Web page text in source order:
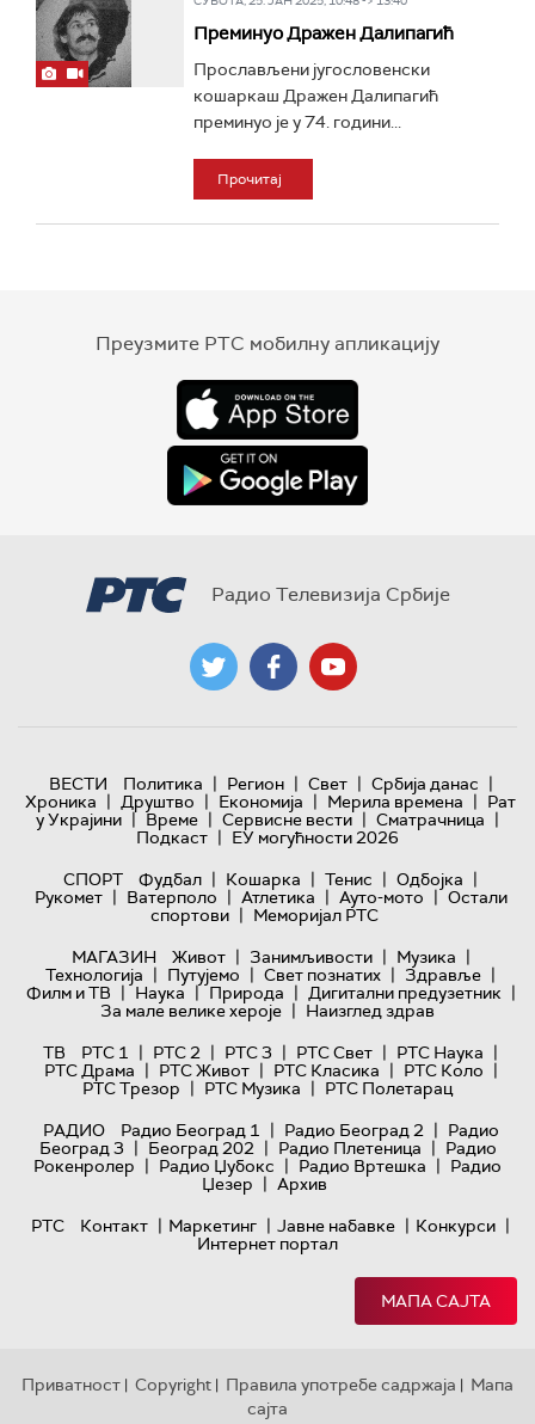
Преминуо Дражен Далипагић
Прослављени југословенски
кошаркаш Дражен Далипагић
преминуо је у 74. години...
Прочитај
Преузмите РТС мобилну апликацију
Радио Телевизија Србије
ВЕСТИ Политика | Регион | Свет | Србија данас |
Хроника | Друштво | Економија | Мерила времена | Рат
у Украјини | Време | Сервисне вести | Сматрачница |
Подкаст | ЕУ могућности 2026
СПОРТ
Фудбал | Кошарка | Тенис | Одбојка |
Рукомет | Ватерполо | Атлетика | Ауто-мото | Остали
спортови | Меморијал РТС
МАГАЗИН
Живот | Занимљивости | Музика |
Технологијa | Путујемо | Свет познатих | Здравље |
Филм и ТВ | Наука | Природа | Дигитални предузетник |
За мале велике хероје | Наизглед здрав
ТВ
РТС 1 | РТС 2 | РТС 3 | РТС Свет | РТС Наука |
РТС Драма | РТС Живот | РТС Класика | РТС Коло |
РТС Трезор | РТС Музика | РТС Полетарац
РАДИО
Радио Београд 1 | Радио Београд 2 | Радио
Београд 3 | Београд 202 | Радио Плетеница | Радио
Рокенролер | Радио Џубокс | Радио Вртешка | Радио
Џезер | Архив
РТС
Контакт | Маркетинг | Јавне набавке | Конкурси |
Интернет портал
МАПА САЈТА
Приватност | Copyright | Правила употребе садржаја | Мапа
сајта